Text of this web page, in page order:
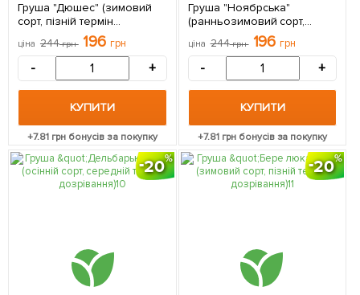
Груша "Дюшес" (зимовий
сорт, пізній термін
дозрівання) 1 саджанець в
упаковці
ціна 244грн 196 грн
- +
КУПИТИ
+7.81 грн бонусів за покупку
Груша "Ноябрська"
(ранньозимовий сорт,
пізній термін дозрівання) 1
саджанець в упаковці
ціна 244грн 196 грн
- +
КУПИТИ
+7.81грн бонусів за покупку
20 20